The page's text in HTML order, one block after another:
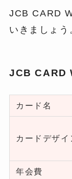
JCB CARD
いきましょう
JCB CARD
カード名
カードデザイ
年会費